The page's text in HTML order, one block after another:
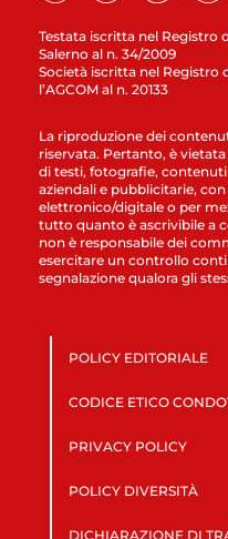
Testata iscritta nel Registro
Salerno al n. 34/2009
Società iscritta nel Registro
l’AGCOM al n. 20133
La riproduzione dei
riservata. Pertanto, è
di testi, fotografie,
aziendali e pubblicitarie,
elettronico/digitale o per
tutto quanto è ascrivibile a
non è responsabile dei
esercitare un controllo
segnalazione qualora gli
POLICY EDITORIALE
CODICE ETICO
PRIVACY POLICY
POLICY DIVERSITÀ
DICHIARAZIONE DI